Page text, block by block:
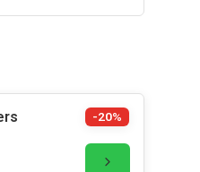
-20%